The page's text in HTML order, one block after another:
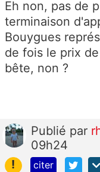
Eh non, pas de
terminaison
Bouygues
de fois le prix
bête, non ?
Publié par
09h24
!
citer